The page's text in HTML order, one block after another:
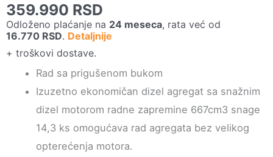
359.990 RSD
Odloženo plaćanje na 24 meseca, rata već od
16.770 RSD. Detaljnije
+ troškovi dostave.
Rad sa prigušenom bukom
Izuzetno ekonomičan dizel agregat sa snažnim
dizel motorom radne zapremine 667cm3 snage
14,3 ks omogućava rad agregata bez velikog
opterećenja motora.